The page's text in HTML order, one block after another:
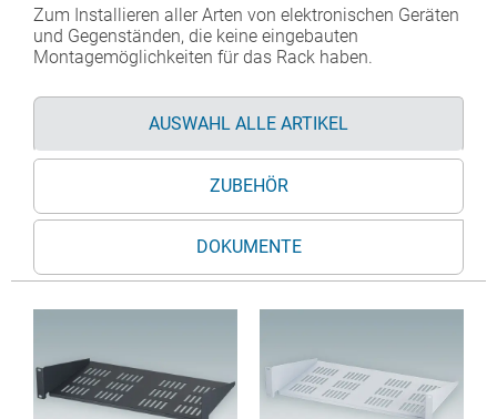
Zum Installieren aller Arten von elektronischen Geräten
und Gegenständen, die keine eingebauten
Montagemöglichkeiten für das Rack haben.
AUSWAHL ALLE ARTIKEL
ZUBEHÖR
DOKUMENTE